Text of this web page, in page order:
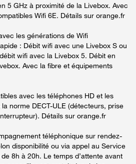
5 GHz à proximité de la Livebox. Avec
Wifi 6E. Détails sur orange.fr
les générations de Wifi
: Débit wifi avec une Livebox S ou
wifi avec la Livebox 5. Débit en
Avec la fibre et équipements
avec les téléphones HD et les
norme DECT-ULE (détecteurs, prise
Détails sur orange.fr
téléphonique sur rendez-
disponibilité ou via appel au Service
8h à 20h. Le temps d’attente avant